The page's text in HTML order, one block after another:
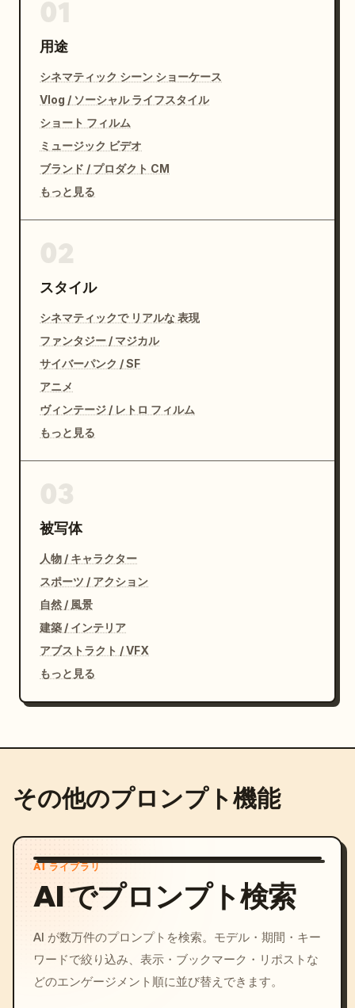
用途
シネマティック シーン ショーケース
Vlog / ソーシャル ライフスタイル
ショート フィルム
ミュージック ビデオ
ブランド / プロダクト CM
もっと見る
スタイル
シネマティックで リアルな 表現
ファンタジー / マジカル
サイバーパンク / SF
アニメ
ヴィンテージ / レトロ フィルム
もっと見る
被写体
人物 / キャラクター
スポーツ / アクション
自然 / 風景
建築 / インテリア
アブストラクト / VFX
もっと見る
その他のプロンプト機能
AI ライブラリ
AI でプロンプト検索
AI が数万件のプロンプトを検索。モデル・期間・キー
ワードで絞り込み、表示・ブックマーク・リポストな
どのエンゲージメント順に並び替えできます。